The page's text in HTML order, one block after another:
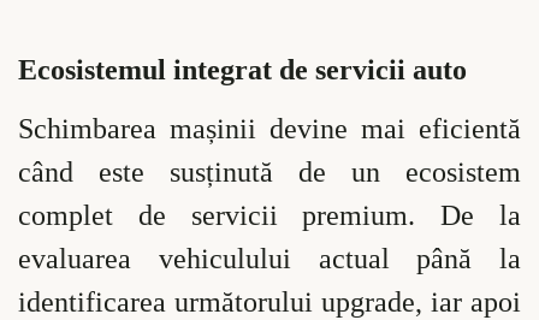
Ecosistemul integrat de servicii auto
Schimbarea mașinii devine mai eficientă
când este susținută de un ecosistem
complet de servicii premium. De la
evaluarea vehiculului actual până la
identificarea următorului upgrade, iar apoi